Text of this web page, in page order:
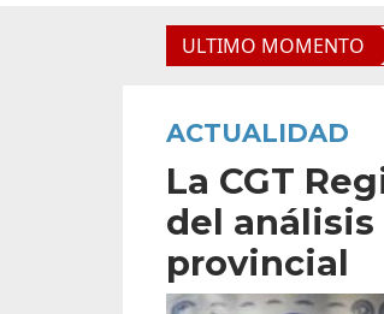
ULTIMO MOMENTO
y mejora sus prestaciones
ACTUALIDAD
La CGT
del
provincial